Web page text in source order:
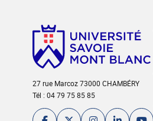
27 rue Marcoz 73000 CHAMBÉRY
Tél : 04 79 75 85 85